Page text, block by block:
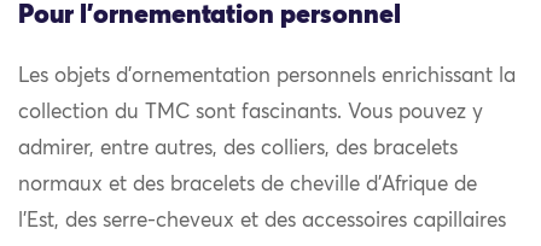
Pour l'ornementation personnel
Les objets d’ornementation personnels enrichissant la
collection du TMC sont fascinants. Vous pouvez y
admirer, entre autres, des colliers, des bracelets
normaux et des bracelets de cheville d’Afrique de
l’Est, des serre-cheveux et des accessoires capillaires